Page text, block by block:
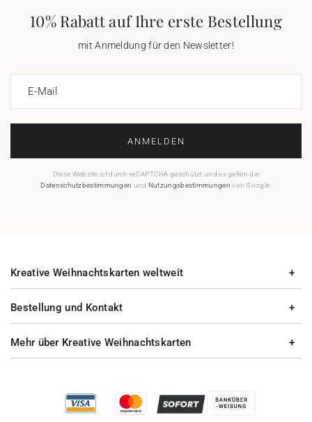
10% Rabatt auf Ihre erste Bestellung
mit Anmeldung für den Newsletter!
E-Mail
ANMELDEN
Diese Website ist durch reCAPTCHA geschützt und es gelten die
Datenschutzbestimmungen und Nutzungsbestimmungen von Google.
Bestellung und Kontakt
Mehr über Kreative Weihnachtskarten
Kreative Weihnachtskarten weltweit